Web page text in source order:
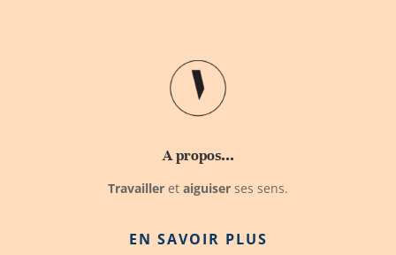
A propos...
Travailler et aiguiser ses sens.
EN SAVOIR PLUS